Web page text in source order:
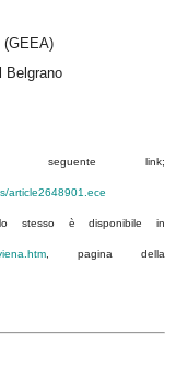
(GEEA)
Belgrano
link;
article2648901.ece
stesso è disponibile in
, pagina della